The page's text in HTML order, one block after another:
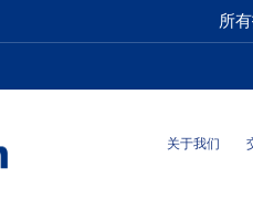
所
关于我们